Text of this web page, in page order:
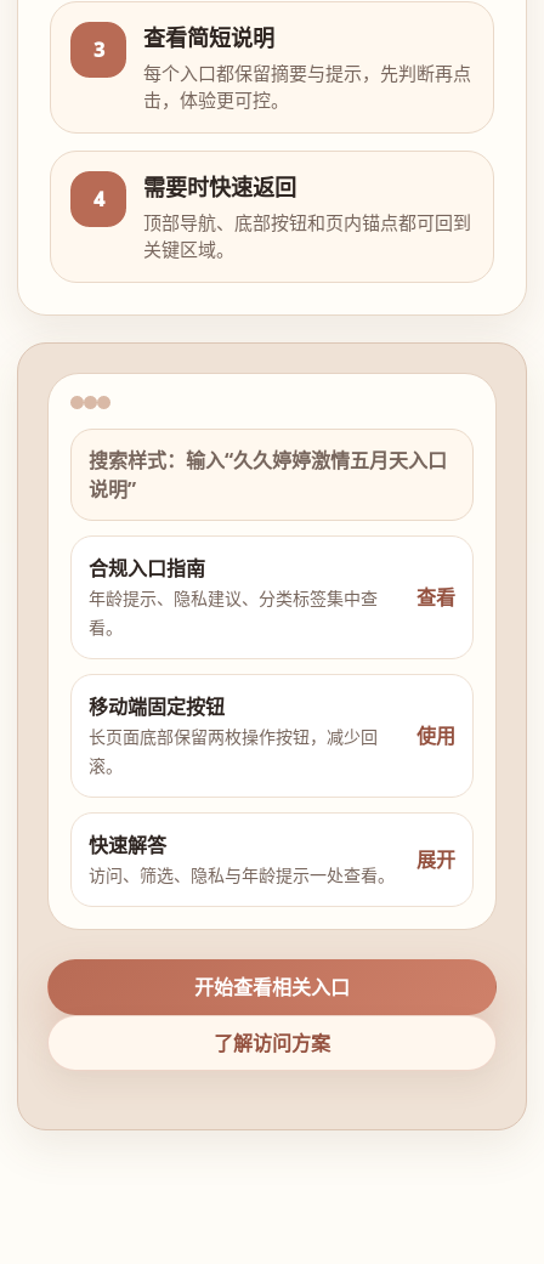
3 查看简短说明
每个入口都保留摘要与提示，先判断再点
击，体验更可控。
4 需要时快速返回
顶部导航、底部按钮和页内锚点都可回到
关键区域。
搜索样式：输入“久久婷婷激情五月天入口
说明”
合规入口指南
年龄提示、隐私建议、分类标签集中查
看。
查看
移动端固定按钮
长页面底部保留两枚操作按钮，减少回
滚。
使用
快速解答
访问、筛选、隐私与年龄提示一处查看。
展开
开始查看相关入口
了解访问方案